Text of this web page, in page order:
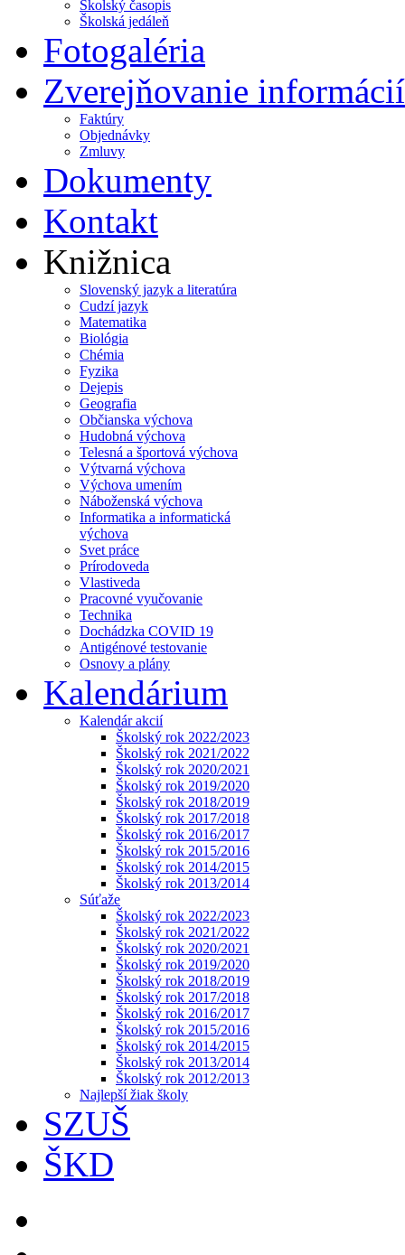
Školský časopis
Školská jedáleň
Fotogaléria
Zverejňovanie informácií
Faktúry
Objednávky
Zmluvy
Dokumenty
Kontakt
Knižnica
Slovenský jazyk a literatúra
Cudzí jazyk
Matematika
Biológia
Chémia
Fyzika
Dejepis
Geografia
Občianska výchova
Hudobná výchova
Telesná a športová výchova
Výtvarná výchova
Výchova umením
Náboženská výchova
Informatika a informatická
výchova
Svet práce
Prírodoveda
Vlastiveda
Pracovné vyučovanie
Technika
Dochádzka COVID 19
Antigénové testovanie
Osnovy a plány
Kalendárium
Kalendár akcií
Školský rok 2022/2023
Školský rok 2021/2022
Školský rok 2020/2021
Školský rok 2019/2020
Školský rok 2018/2019
Školský rok 2017/2018
Školský rok 2016/2017
Školský rok 2015/2016
Školský rok 2014/2015
Školský rok 2013/2014
Súťaže
Školský rok 2022/2023
Školský rok 2021/2022
Školský rok 2020/2021
Školský rok 2019/2020
Školský rok 2018/2019
Školský rok 2017/2018
Školský rok 2016/2017
Školský rok 2015/2016
Školský rok 2014/2015
Školský rok 2013/2014
Školský rok 2012/2013
Najlepší žiak školy
SZUŠ
ŠKD